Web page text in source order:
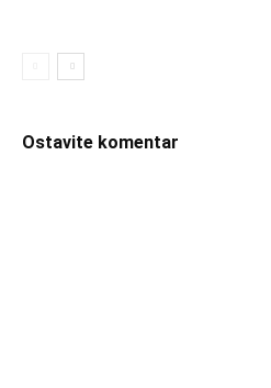
Ostavite komentar